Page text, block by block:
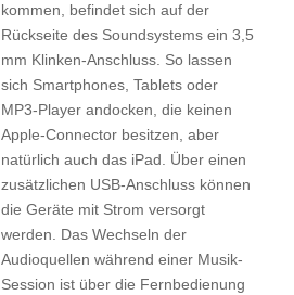
kommen, befindet sich auf der
Rückseite des Soundsystems ein 3,5
mm Klinken-Anschluss. So lassen
sich Smartphones, Tablets oder
MP3-Player andocken, die keinen
Apple-Connector besitzen, aber
natürlich auch das iPad. Über einen
zusätzlichen USB-Anschluss können
die Geräte mit Strom versorgt
werden. Das Wechseln der
Audioquellen während einer Musik-
Session ist über die Fernbedienung